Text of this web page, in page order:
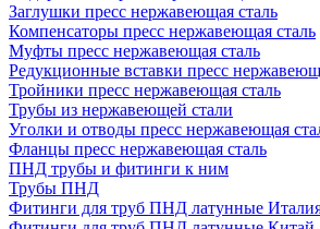
Заглушки пресс нержавеющая сталь
Компенсаторы пресс нержавеющая сталь
Муфты пресс нержавеющая сталь
Редукционные вставки пресс
Тройники пресс нержавеющая сталь
Трубы из нержавеющей стали
Уголки и отводы пресс нержавеющая
Фланцы пресс нержавеющая сталь
ПНД трубы и фитинги к ним
Трубы ПНД
Фитинги для труб ПНД латунные